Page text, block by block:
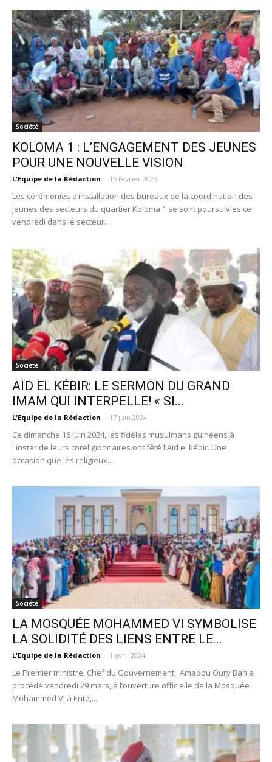
Société
KOLOMA 1 : L’ENGAGEMENT DES JEUNES
POUR UNE NOUVELLE VISION
L'Equipe de la Rédaction - 15 février 2025
Les cérémonies d’installation des bureaux de la coordination des
jeunes des secteurs du quartier Koloma 1 se sont poursuivies ce
vendredi dans le secteur...
Société
AÏD EL KÉBIR: LE SERMON DU GRAND
IMAM QUI INTERPELLE! « SI...
L'Equipe de la Rédaction - 17 juin 2024
Ce dimanche 16 juin 2024, les fidèles musulmans guinéens à
l'instar de leurs coreligionnaires ont fêté l'Aïd el kébir. Une
occasion que les religieux...
Société
LA MOSQUÉE MOHAMMED VI SYMBOLISE
LA SOLIDITÉ DES LIENS ENTRE LE...
L'Equipe de la Rédaction - 1 avril 2024
Le Premier ministre, Chef du Gouvernement, Amadou Oury Bah a
procédé vendredi 29 mars, à l’ouverture officielle de la Mosquée
Mohammed VI à Enta,...